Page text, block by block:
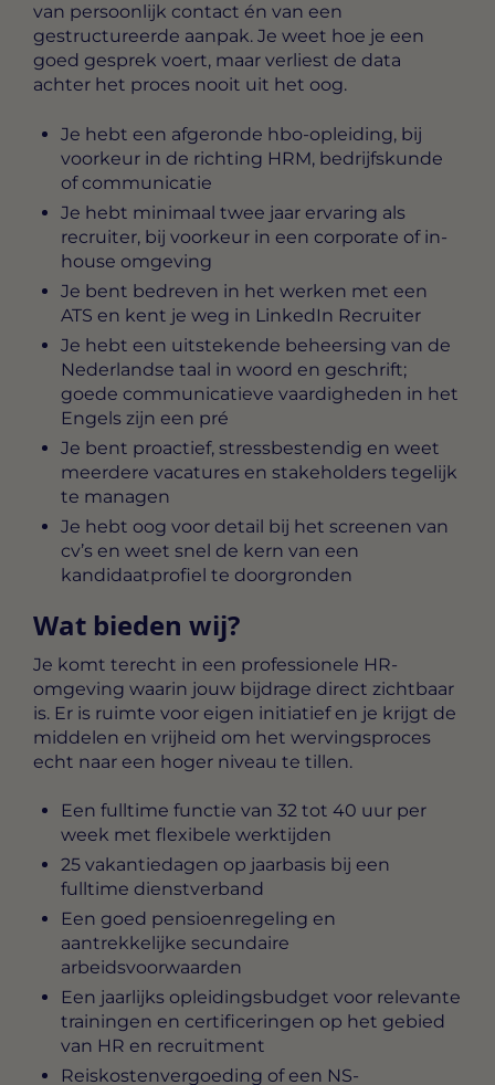
van persoonlijk contact én van een
gestructureerde aanpak. Je weet hoe je een
goed gesprek voert, maar verliest de data
achter het proces nooit uit het oog.
Je hebt een afgeronde hbo-opleiding, bij
voorkeur in de richting HRM, bedrijfskunde
of communicatie
Je hebt minimaal twee jaar ervaring als
recruiter, bij voorkeur in een corporate of in-
house omgeving
Je bent bedreven in het werken met een
ATS en kent je weg in LinkedIn Recruiter
Je hebt een uitstekende beheersing van de
Nederlandse taal in woord en geschrift;
goede communicatieve vaardigheden in het
Engels zijn een pré
Je bent proactief, stressbestendig en weet
meerdere vacatures en stakeholders tegelijk
te managen
Je hebt oog voor detail bij het screenen van
cv’s en weet snel de kern van een
kandidaatprofiel te doorgronden
Wat bieden wij?
Je komt terecht in een professionele HR-
omgeving waarin jouw bijdrage direct zichtbaar
is. Er is ruimte voor eigen initiatief en je krijgt de
middelen en vrijheid om het wervingsproces
echt naar een hoger niveau te tillen.
Een fulltime functie van 32 tot 40 uur per
week met flexibele werktijden
25 vakantiedagen op jaarbasis bij een
fulltime dienstverband
Een goed pensioenregeling en
aantrekkelijke secundaire
arbeidsvoorwaarden
Een jaarlijks opleidingsbudget voor relevante
trainingen en certificeringen op het gebied
van HR en recruitment
Reiskostenvergoeding of een NS-